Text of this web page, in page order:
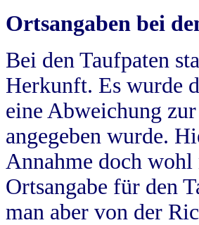
Ortsangaben bei
Bei den Taufpaten
Herkunft. Es wurde
eine Abweichung
angegeben wurde.
Annahme doch
Ortsangabe für den
man aber von der